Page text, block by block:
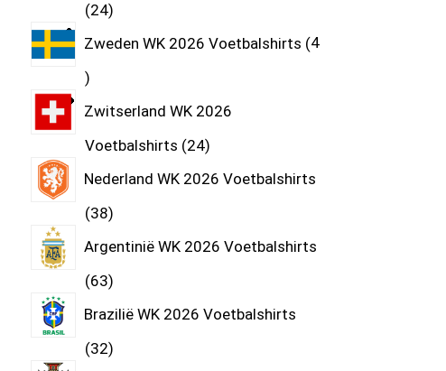
24
Zweden WK 2026 Voetbalshirts 4
Zwitserland WK 2026
Voetbalshirts 24
Nederland WK 2026 Voetbalshirts
38
Argentinië WK 2026 Voetbalshirts
63
Brazilië WK 2026 Voetbalshirts
32